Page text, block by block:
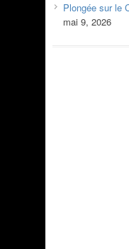
Plongée sur le
mai 9, 2026